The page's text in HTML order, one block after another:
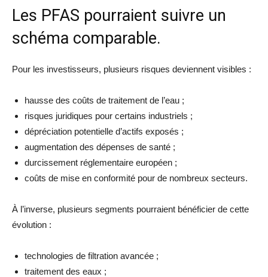
Les PFAS pourraient suivre un
schéma comparable.
Pour les investisseurs, plusieurs risques deviennent visibles :
hausse des coûts de traitement de l’eau ;
risques juridiques pour certains industriels ;
dépréciation potentielle d’actifs exposés ;
augmentation des dépenses de santé ;
durcissement réglementaire européen ;
coûts de mise en conformité pour de nombreux secteurs.
À l’inverse, plusieurs segments pourraient bénéficier de cette
évolution :
technologies de filtration avancée ;
traitement des eaux ;